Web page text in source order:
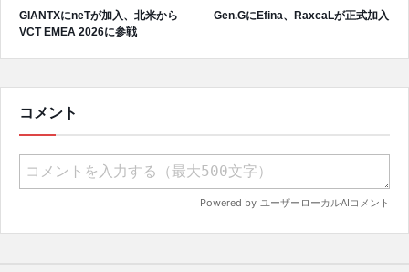
GIANTXにneTが加入、北米から
VCT EMEA 2026に参戦
Gen.GにEfina、RaxcaLが正式加入
コメント